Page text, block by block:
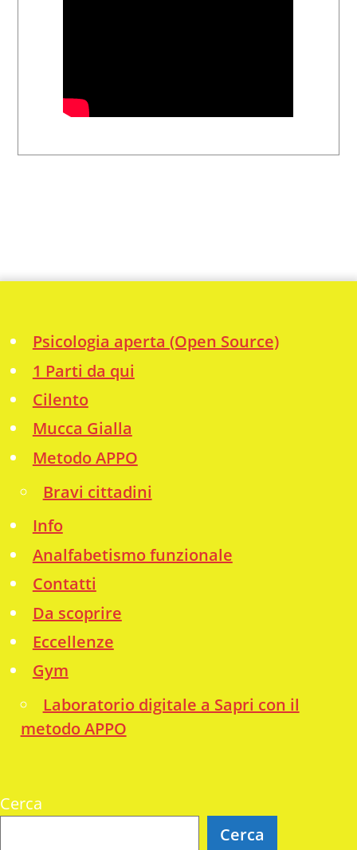
Psicologia aperta (Open Source)
1 Parti da qui
Cilento
Mucca Gialla
Metodo APPO
Bravi cittadini
Info
Analfabetismo funzionale
Contatti
Da scoprire
Eccellenze
Gym
Laboratorio digitale a Sapri con il
metodo APPO
Cerca
Cerca